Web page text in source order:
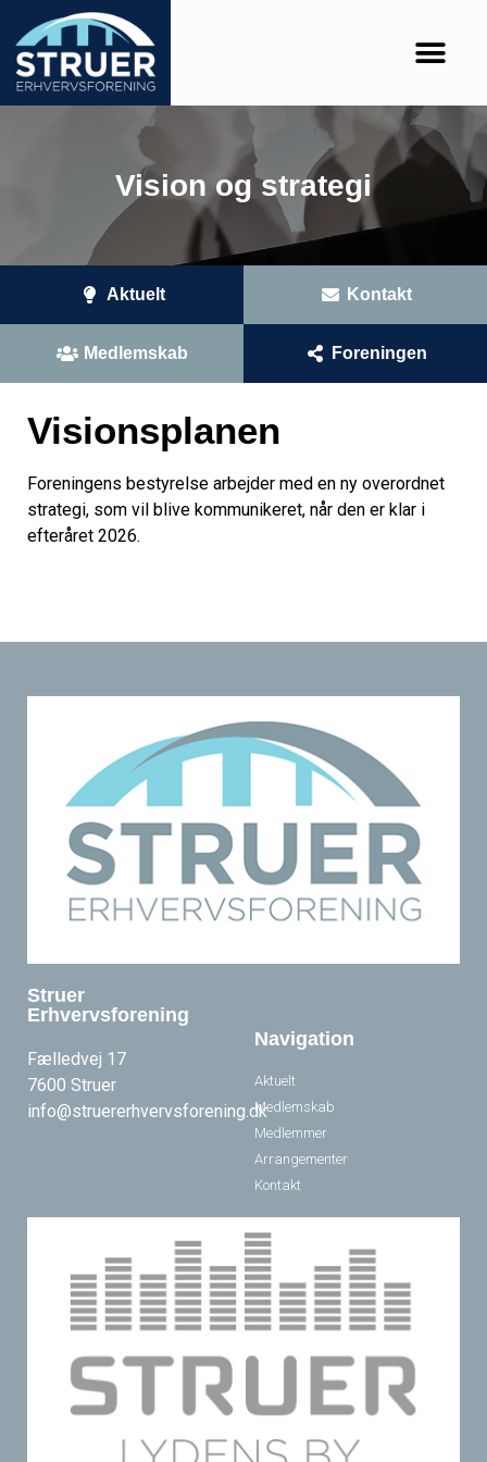
Vision og strategi
Aktuelt Kontakt
Medlemskab Foreningen
Visionsplanen
Foreningens bestyrelse arbejder med en ny overordnet
strategi, som vil blive kommunikeret, når den er klar i
efteråret 2026.
Struer
Erhvervsforening
Fælledvej 17
7600 Struer
info@struererhvervsforening.dk
Navigation
Aktuelt
Medlemskab
Medlemmer
Arrangementer
Kontakt